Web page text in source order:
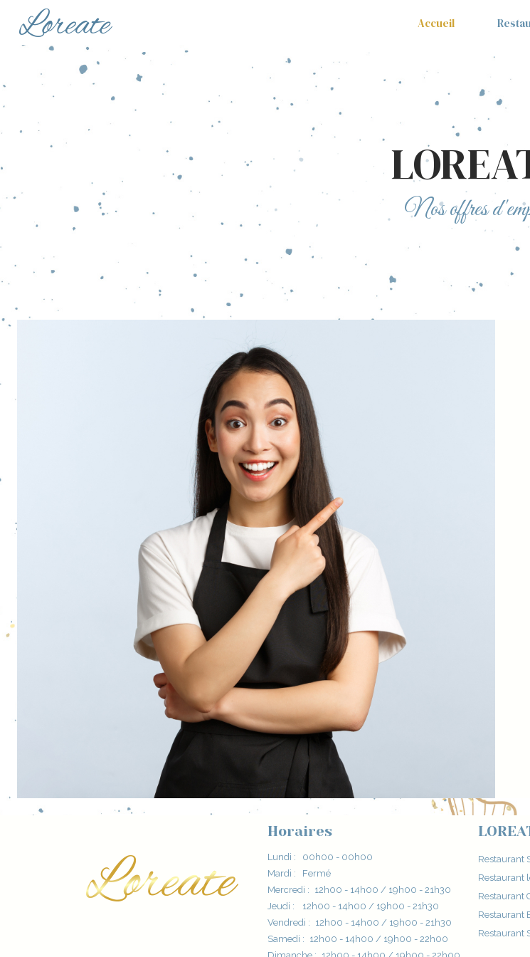
Accueil
Nos offres
Horaires
Lundi :
00h00 - 00h00
Mardi :
Fermé
Mercredi : 12h00 - 14h00 / 19h00 - 21h30
Jeudi :
12h00 - 14h00 / 19h00 - 21h30
Vendredi : 12h00 - 14h00 / 19h00 - 21h30
Samedi : 12h00 - 14h00 / 19h00 - 22h00
Restaurant
Restaurant
Restaurant
Restaurant
Restaurant